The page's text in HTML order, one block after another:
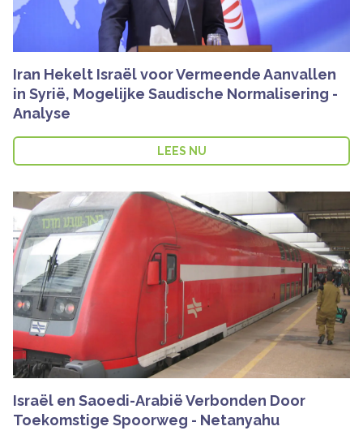
Iran Hekelt Israël voor Vermeende Aanvallen
in Syrië, Mogelijke Saudische Normalisering -
Analyse
LEES NU
Israël en Saoedi-Arabië Verbonden Door
Toekomstige Spoorweg - Netanyahu